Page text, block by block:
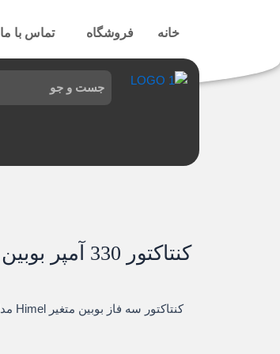
خانه فروشگاه تماس با ما
کنتاکتور 330 آمپر بوبین 250VAC/DC تا 100 هیمل
کنتاکتور سه فاز بوبین متغیر Himel مدل HDC3